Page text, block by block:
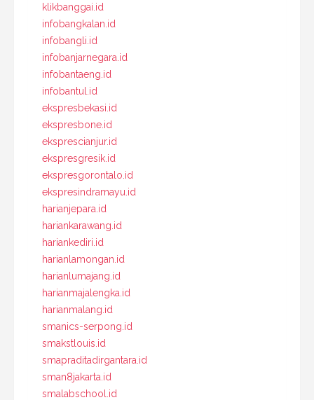
klikbanggai.id
infobangkalan.id
infobangli.id
infobanjarnegara.id
infobantaeng.id
infobantul.id
ekspresbekasi.id
ekspresbone.id
eksprescianjur.id
ekspresgresik.id
ekspresgorontalo.id
ekspresindramayu.id
harianjepara.id
hariankarawang.id
hariankediri.id
harianlamongan.id
harianlumajang.id
harianmajalengka.id
harianmalang.id
smanics-serpong.id
smakstlouis.id
smapraditadirgantara.id
sman8jakarta.id
smalabschool.id